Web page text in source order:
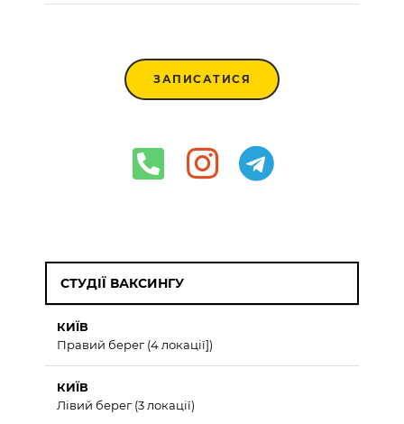
ЗАПИСАТИСЯ
СТУДІЇ ВАКСИНГУ
КИЇВ
Правий берег (4 локації])
КИЇВ
Лівий берег (3 локації)